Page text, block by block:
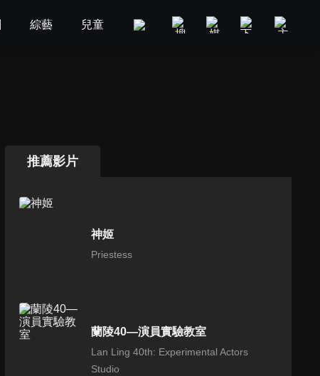
綜藝 兒童 GOOD TV 娛樂 美食旅遊
推薦影片
神姬
Priestess
蘭陵40—演員實驗教室
Lan Ling 40th: Experimental Actors
Studio